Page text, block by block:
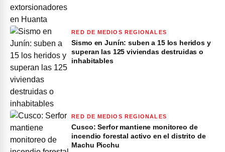
RED DE MEDIOS REGIONALES
Sismo en Junín: suben a 15 los heridos y
superan las 125 viviendas destruidas o
inhabitables
RED DE MEDIOS REGIONALES
Cusco: Serfor mantiene monitoreo de
incendio forestal activo en el distrito de
Machu Picchu